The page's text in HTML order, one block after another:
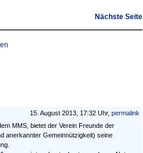
Nächste Seite
15. August 2013, 17:32 Uhr, permalink
MMS, bietet der Verein Freunde der
anerkannter Gemeinnützigkeit) seine